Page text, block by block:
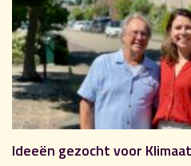
Ideeën gezocht voor